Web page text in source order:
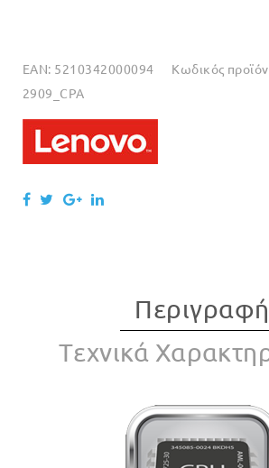
EAN: 5210342000094 Κωδικός
2909_CPA
Περιγραφή
Tεχνικά